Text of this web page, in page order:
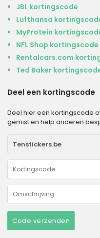
JBL kortingscode
Lufthansa
MyProtein
NFL Shop kortingscode
Rentalcars.com
Ted Baker
Deel een kortingscode
Deel hier een kortingscode
gemist en help anderen
Code verzenden